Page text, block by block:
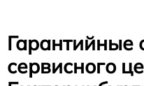
Гарантийные
сервисного